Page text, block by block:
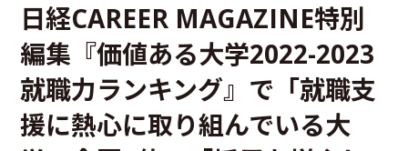
日経CAREER MAGAZINE特別
編集『価値ある大学2022-2023
就職力ランキング』で「就職支
援に熱心に取り組んでいる大